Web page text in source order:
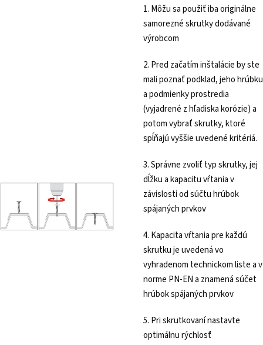
1. Môžu sa použiť iba originálne
samorezné skrutky dodávané
výrobcom
2. Pred začatím inštalácie by ste
mali poznať podklad, jeho hrúbku
a podmienky prostredia
(vyjadrené z hľadiska korózie) a
potom vybrať skrutky, ktoré
spĺňajú vyššie uvedené kritériá.
3. Správne zvoliť typ skrutky, jej
dĺžku a kapacitu vŕtania v
závislosti od súčtu hrúbok
spájaných prvkov
4. Kapacita vŕtania pre každú
skrutku je uvedená vo
vyhradenom technickom liste a v
norme PN-EN a znamená súčet
hrúbok spájaných prvkov
5. Pri skrutkovaní nastavte
optimálnu rýchlosť